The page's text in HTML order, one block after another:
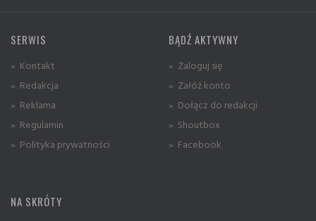
SERWIS
» Kontakt
» Redakcja
» Reklama
» Regulamin
» Polityka prywatności
BĄDŹ AKTYWNY
» Zaloguj się
» Załóż konto
» Dołącz do redakcji
» Shoutbox
» Facebook
NA SKRÓTY